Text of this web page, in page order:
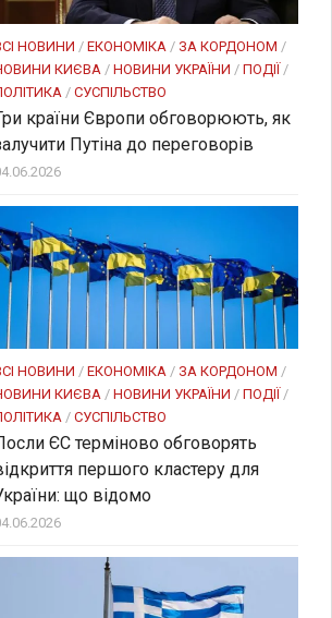
НОВИНИ / ЕКОНОМІКА / ЗА КОРДОНОМ /
КИЄВА / НОВИНИ УКРАЇНИ / ПОДІЇ/
/ СУСПІЛЬСТВО
країни Європи обговорюють, як
Путіна до переговорів
НОВИНИ / ЕКОНОМІКА / ЗА КОРДОНОМ /
КИЄВА/ НОВИНИ УКРАЇНИ / ПОДІЇ /
/ СУСПІЛЬСТВО
ЄC терміново обговорять
першого кластеру для
що відомо